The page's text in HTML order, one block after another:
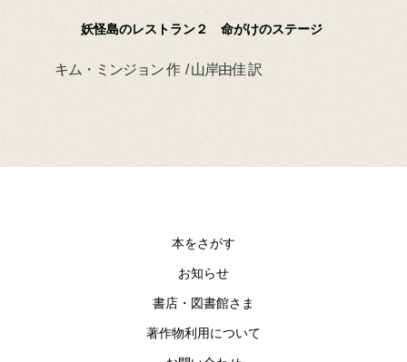
妖怪島のレストラン２ 命がけのステージ
キム・ミンジョン 作 / 山岸由佳 訳
本をさがす
お知らせ
書店・図書館さま
著作物利用について